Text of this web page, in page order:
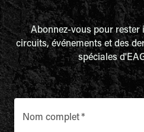
Abonnez-vous pour rester
circuits, événements et des
spéciales
Nom complet*